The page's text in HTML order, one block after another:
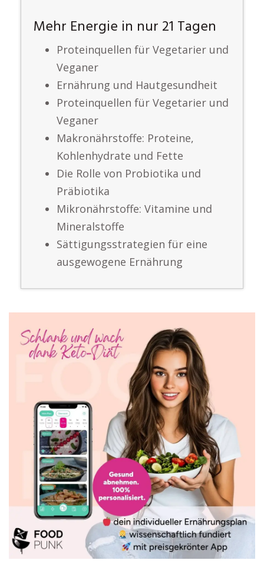
Mehr Energie in nur 21 Tagen
Proteinquellen für Vegetarier und
Veganer
Ernährung und Hautgesundheit
Proteinquellen für Vegetarier und
Veganer
Makronährstoffe: Proteine,
Kohlenhydrate und Fette
Die Rolle von Probiotika und
Präbiotika
Mikronährstoffe: Vitamine und
Mineralstoffe
Sättigungsstrategien für eine
ausgewogene Ernährung